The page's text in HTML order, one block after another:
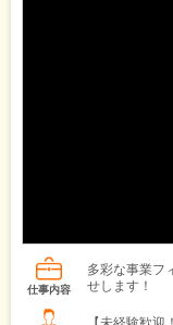
仕事内容
多彩な事業フ
せします！